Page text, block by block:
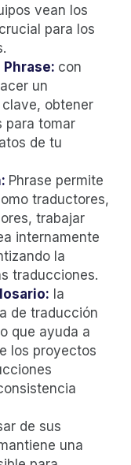
vean los
para los
con
un
obtener
para tomar
de tu
Phrase permite
traductores,
trabajar
internamente
la
traducciones.
la
de traducción
que ayuda a
los proyectos
de sus
una